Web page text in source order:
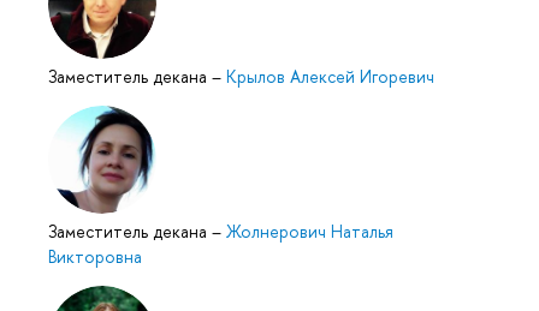
Заместитель декана – Крылов Алексей Игоревич
Заместитель декана – Жолнерович Наталья
Викторовна